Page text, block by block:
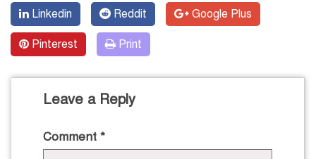
Linkedin Reddit Google Plus
Pinterest Print
Leave a Reply
Comment *